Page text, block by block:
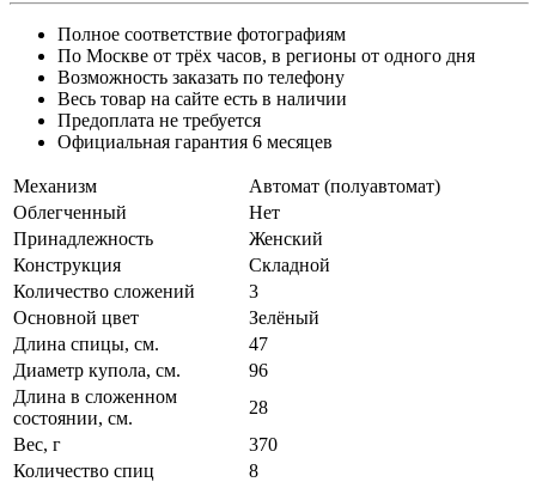
Полное соответствие фотографиям
По Москве от трёх часов, в регионы от одного дня
Возможность заказать по телефону
Весь товар на сайте есть в наличии
Предоплата не требуется
Официальная гарантия 6 месяцев
Механизм
Автомат (полуавтомат)
Облегченный
Нет
Принадлежность
Женский
Конструкция
Складной
Количество сложений
3
Основной цвет
Зелёный
Длина спицы, см.
47
Диаметр купола, см.
96
Длина в сложенном
состоянии, см.
28
Вес, г
370
Количество спиц
8